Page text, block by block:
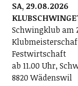
SA, 29.08.2026
Schwingklub am
Festwirtschaft
ab 11.00 Uhr,
8820 Wädenswil